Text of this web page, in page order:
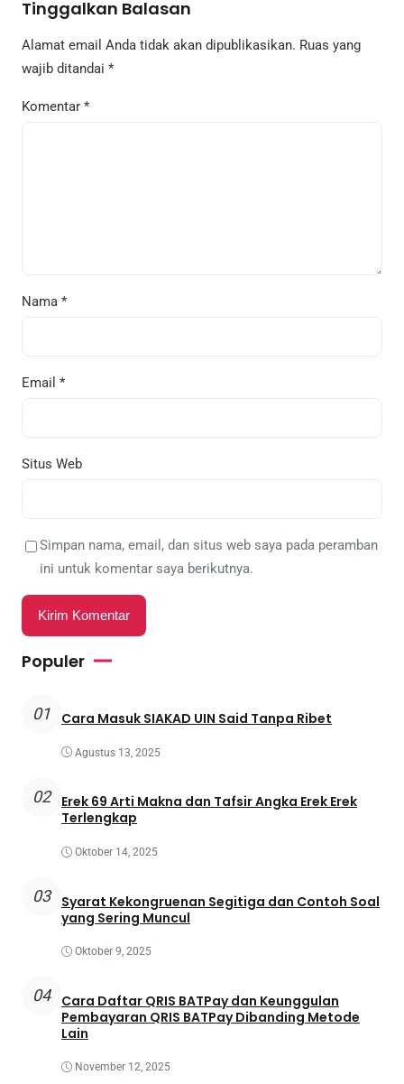
Tinggalkan Balasan
Alamat email Anda tidak akan dipublikasikan. Ruas yang
wajib ditandai *
Komentar *
Nama *
Email *
Situs Web
Simpan nama, email, dan situs web saya pada peramban
ini untuk komentar saya berikutnya.
Populer
01 Cara Masuk SIAKAD UIN Said Tanpa Ribet
Agustus 13, 2025
02
Erek 69 Arti Makna dan Tafsir Angka Erek Erek
Terlengkap
Oktober 14, 2025
03
Syarat Kekongruenan Segitiga dan Contoh Soal
yang Sering Muncul
Oktober 9, 2025
04
Cara Daftar QRIS BATPay dan Keunggulan
Pembayaran QRIS BATPay Dibanding Metode
Lain
November 12, 2025